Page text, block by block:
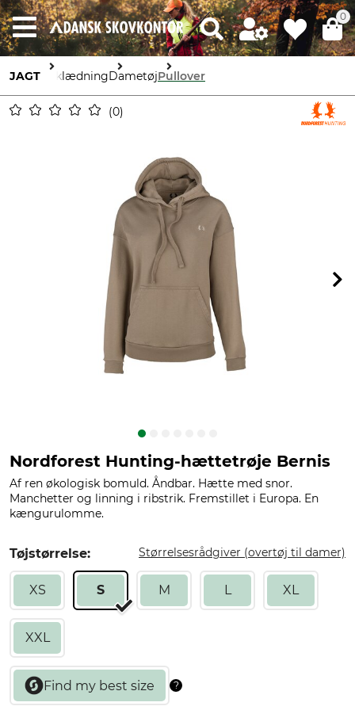
0
JAGT BeklædningDametøjPullover
0
Nordforest Hunting-hættetrøje Bernis
Af ren økologisk bomuld. Åndbar. Hætte med snor.
Manchetter og linning i ribstrik. Fremstillet i Europa. En
kængurulomme.
Tøjstørrelse: Størrelsesrådgiver (overtøj til damer)
XS S M L XL
XXL